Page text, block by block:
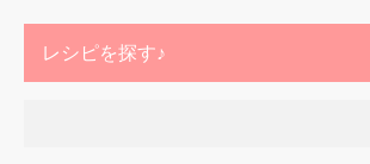
レシピを探す♪